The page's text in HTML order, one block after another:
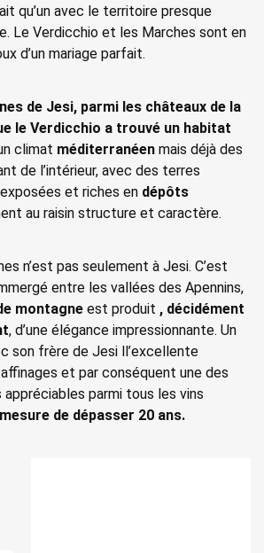
qu’un avec le territoire presque
Le Verdicchio et les Marches sont en
d’un mariage parfait.
de Jesi, parmi les châteaux de la
le Verdicchio a trouvé un habitat
climat méditerranéen mais déjà des
de l’intérieur, avec des terres
et riches en dépôts
au raisin structure et caractère.
n’est pas seulement à Jesi. C’est
entre les vallées des Apennins,
montagne est produit , décidément
, d’une élégance impressionnante. Un
son frère de Jesi ll’excellente
et par conséquent une des
appréciables parmi tous les vins
de dépasser 20 ans.